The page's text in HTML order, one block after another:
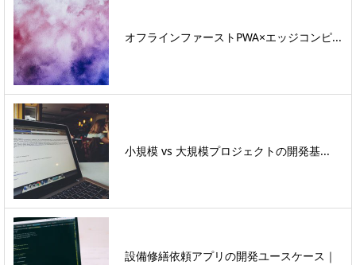
オフラインファーストPWA×エッジコンピ...
小規模 vs 大規模プロジェクトの開発基...
設備修繕依頼アプリの開発ユースケース｜